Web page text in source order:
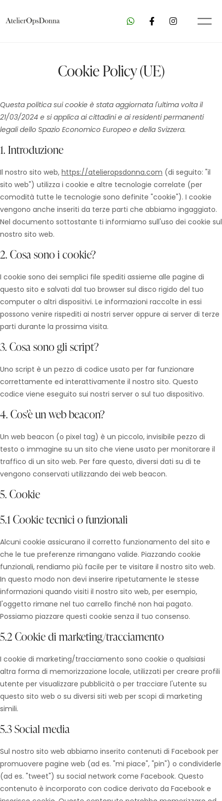
Cookie Policy (UE)
Questa politica sui cookie è stata aggiornata l'ultima volta il
21/03/2024 e si applica ai cittadini e ai residenti permanenti
legali dello Spazio Economico Europeo e della Svizzera.
1. Introduzione
Il nostro sito web, https://atelieropsdonna.com (di seguito: "il
sito web") utilizza i cookie e altre tecnologie correlate (per
comodità tutte le tecnologie sono definite "cookie"). I cookie
vengono anche inseriti da terze parti che abbiamo ingaggiato.
Nel documento sottostante ti informiamo sull'uso dei cookie sul
nostro sito web.
2. Cosa sono i cookie?
I cookie sono dei semplici file spediti assieme alle pagine di
questo sito e salvati dal tuo browser sul disco rigido del tuo
computer o altri dispositivi. Le informazioni raccolte in essi
possono venire rispediti ai nostri server oppure ai server di terze
parti durante la prossima visita.
3. Cosa sono gli script?
Uno script è un pezzo di codice usato per far funzionare
correttamente ed interattivamente il nostro sito. Questo
codice viene eseguito sui nostri server o sul tuo dispositivo.
4. Cos'è un web beacon?
Un web beacon (o pixel tag) è un piccolo, invisibile pezzo di
testo o immagine su un sito che viene usato per monitorare il
traffico di un sito web. Per fare questo, diversi dati su di te
vengono conservati utilizzando dei web beacon.
5. Cookie
5.1 Cookie tecnici o funzionali
Alcuni cookie assicurano il corretto funzionamento del sito e
che le tue preferenze rimangano valide. Piazzando cookie
funzionali, rendiamo più facile per te visitare il nostro sito web.
In questo modo non devi inserire ripetutamente le stesse
informazioni quando visiti il nostro sito web, per esempio,
l'oggetto rimane nel tuo carrello finché non hai pagato.
Possiamo piazzare questi cookie senza il tuo consenso.
5.2 Cookie di marketing/tracciamento
I cookie di marketing/tracciamento sono cookie o qualsiasi
altra forma di memorizzazione locale, utilizzati per creare profili
utente per visualizzare pubblicità o per tracciare l'utente su
questo sito web o su diversi siti web per scopi di marketing
simili.
5.3 Social media
Sul nostro sito web abbiamo inserito contenuti di Facebook per
promuovere pagine web (ad es. "mi piace", "pin") o condividerle
(ad es. "tweet") su social network come Facebook. Questo
contenuto è incorporato con codice derivato da Facebook e